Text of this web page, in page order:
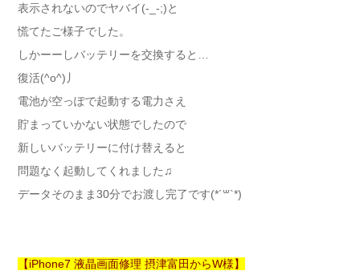
表示されないのでヤバイ(-_-;)と
慌てたご様子でした。
しかーーしバッテリーを交換すると…
復活(^o^)丿
電池が空っぽで起動する電力さえ
貯まっていかない状態でしたので
新しいバッテリーに付け替えると
問題なく起動してくれました♫
データそのまま30分でお渡し完了です(*´꒳`*)
【iPhone7 液晶画面修理 摂津富田からW様】